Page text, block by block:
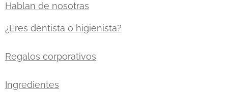
Hablan de nosotras
¿Eres dentista o higienista?
Regalos corporativos
Ingredientes